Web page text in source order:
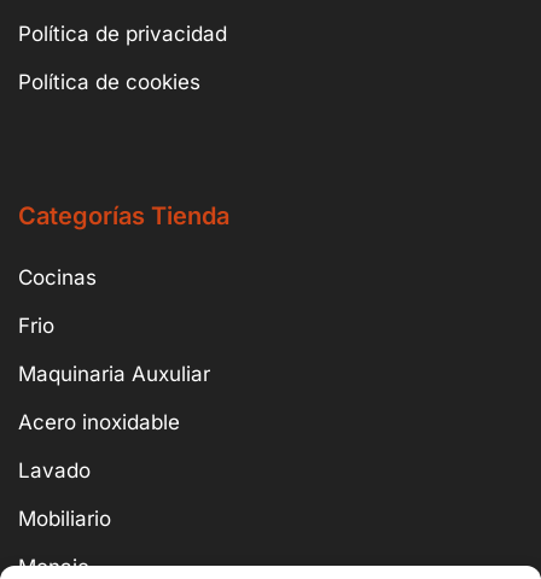
Política de privacidad
Política de cookies
Categorías Tienda
Cocinas
Frio
Maquinaria Auxuliar
Acero inoxidable
Lavado
Mobiliario
Menaje